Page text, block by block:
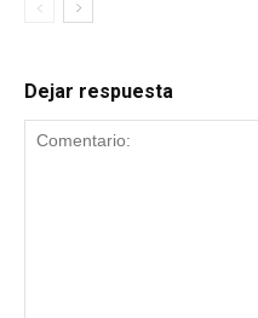
Dejar respuesta